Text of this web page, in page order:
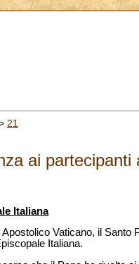
21
ai
Italiana
Vaticano, il Santo
Italiana.